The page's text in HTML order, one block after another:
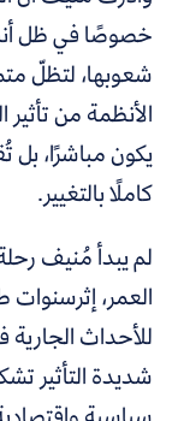
خصوصًا في ظل
شعوبها، لتظلّ
الأنظمة من تأثير
يكون مباشرًا، بل
كاملًا بالتغيير.
لم يبدأ مُنيف رحلة
العمر، إثرسنوات
للأحداث الجارية
شديدة التأثير